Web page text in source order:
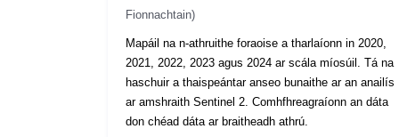
Fionnachtain)
Mapáil na n-athruithe foraoise a tharlaíonn in 2020,
2021, 2022, 2023 agus 2024 ar scála míosúil. Tá na
haschuir a thaispeántar anseo bunaithe ar an anailís
ar amshraith Sentinel 2. Comhfhreagraíonn an dáta
don chéad dáta ar braitheadh athrú.